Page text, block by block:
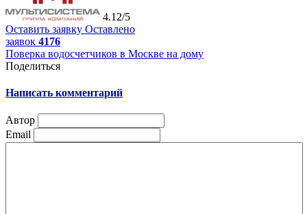
4.12/5
Оставить заявку Оставлено
заявок 4176
Поверка водосчетчиков в Москве на дому
Поделиться
Написать комментарий
Автор
Email